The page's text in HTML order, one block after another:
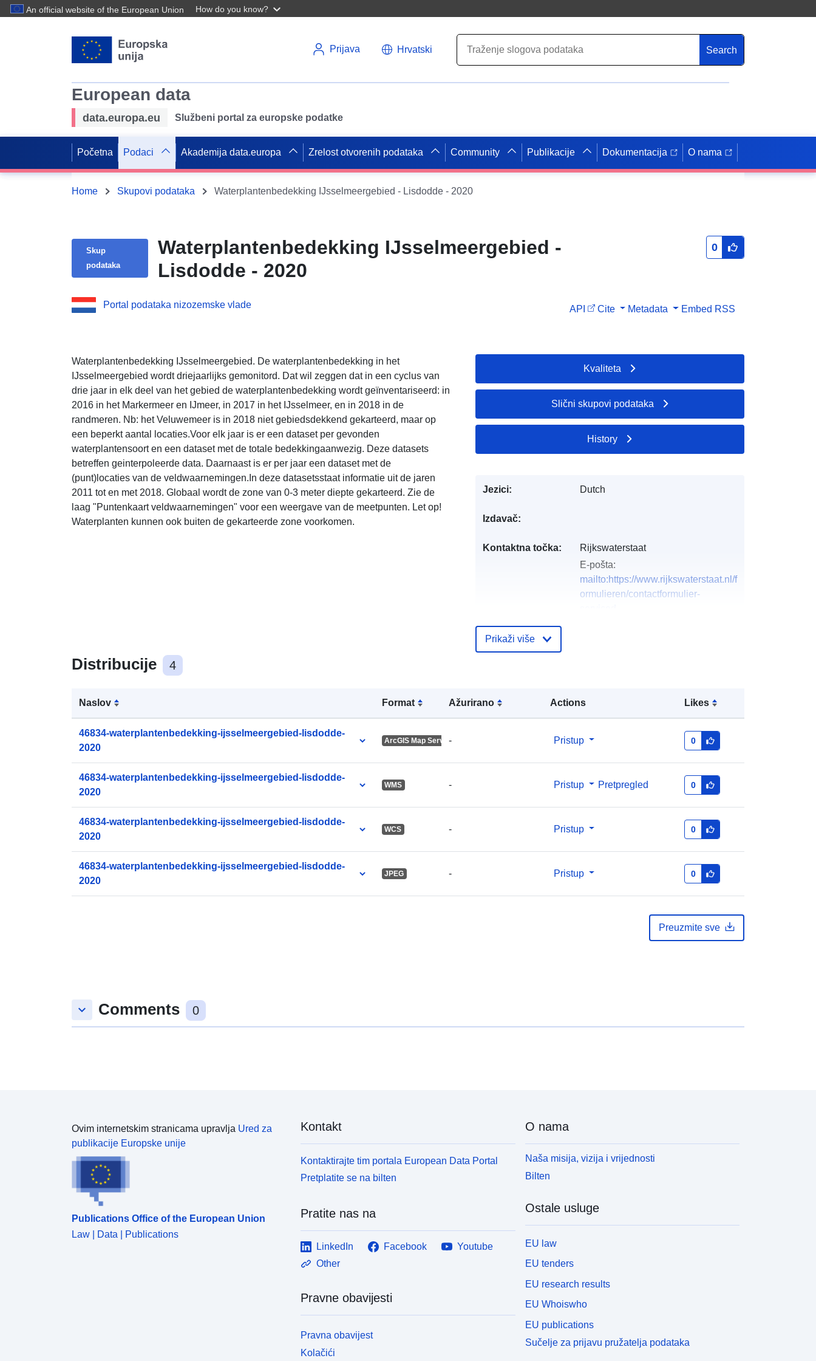
An official website of the European Union How do you know?
Prijava Hrvatski Search
European data
data.europa.eu Službeni portal za europske podatke
Početna Podaci Akademija data.europa Zrelost otvorenih podataka Community Publikacije Dokumentacija O nama
Home Skupovi podataka Waterplantenbedekking IJsselmeergebied - Lisdodde - 2020
Skup
podataka
Waterplantenbedekking IJsselmeergebied -
Lisdodde - 2020
0
Portal podataka nizozemske vlade API Cite Metadata Embed RSS
Waterplantenbedekking IJsselmeergebied. De waterplantenbedekking in het
IJsselmeergebied wordt driejaarlijks gemonitord. Dat wil zeggen dat in een cyclus van
drie jaar in elk deel van het gebied de waterplantenbedekking wordt geïnventariseerd: in
2016 in het Markermeer en IJmeer, in 2017 in het IJsselmeer, en in 2018 in de
randmeren. Nb: het Veluwemeer is in 2018 niet gebiedsdekkend gekarteerd, maar op
een beperkt aantal locaties.Voor elk jaar is er een dataset per gevonden
waterplantensoort en een dataset met de totale bedekkingaanwezig. Deze datasets
betreffen geinterpoleerde data. Daarnaast is er per jaar een dataset met de
(punt)locaties van de veldwaarnemingen.In deze datasetsstaat informatie uit de jaren
2011 tot en met 2018. Globaal wordt de zone van 0-3 meter diepte gekarteerd. Zie de
laag "Puntenkaart veldwaarnemingen" voor een weergave van de meetpunten. Let op!
Waterplanten kunnen ook buiten de gekarteerde zone voorkomen.
Distribucije 4
Naslov Formаt Ažurirano Actions Likes
46834-waterplantenbedekking-ijsselmeergebied-lisdodde-
2020
ArcGIS Map Service
- Pristup 0
46834-waterplantenbedekking-ijsselmeergebied-lisdodde-
2020
WMS - Pristup Pretpregled 0
46834-waterplantenbedekking-ijsselmeergebied-lisdodde-
2020
WCS - Pristup 0
46834-waterplantenbedekking-ijsselmeergebied-lisdodde-
2020
JPEG - Pristup 0
Preuzmite sve
Kvaliteta
Slični skupovi podataka
History
Jezici: Dutch
Izdavač:
Kontaktna točka:
Rijkswaterstaat
E-pošta:
mailto:https://www.rijkswaterstaat.nl/f
ormulieren/contactformulier-
Kataloški
registar:
uriRef:
http://data.europa.eu/88u/dataset/46
834-waterplantenbedekking-
ijsselmeergebied-lisdodde-2020
Prikaži više
keyboard_arrow_down Comments 0
Ovim internetskim stranicama upravlja Ured za
publikacije Europske unije
Publications Office of the European Union
Law | Data | Publications
Kontakt
Kontaktirajte tim portala European Data Portal
Pretplatite se na bilten
Pratite nas na
LinkedIn Facebook
Youtube
Other
Pravne obavijesti
Pravna obavijest
Kolačići
O nama
Naša misija, vizija i vrijednosti
Bilten
Ostale usluge
EU law
EU tenders
EU research results
EU Whoiswho
EU publications
Sučelje za prijavu pružatelja podataka